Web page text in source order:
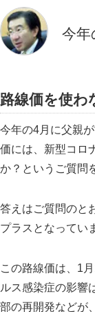
今年
路線価を使わ
今年の4月に父親
価には、新型コロ
か？というご質問
答えはご質問のと
プラスとなってい
この路線価は、1
ルス感染症の影響
部の再開発などが